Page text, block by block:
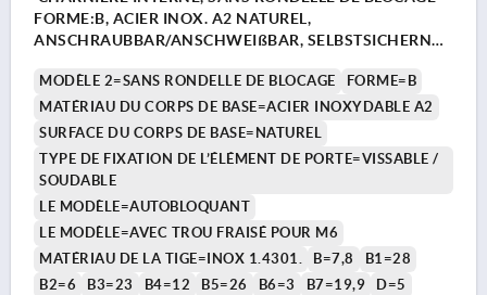
FORME:B, ACIER INOX. A2 NATUREL,
ANSCHRAUBBAR/ANSCHWEIßBAR, SELBSTSICHERND,
MODÈLE 2=SANS RONDELLE DE BLOCAGE
FORME=B
MATÉRIAU DU CORPS DE BASE=ACIER INOXYDABLE A2
SURFACE DU CORPS DE BASE=NATUREL
TYPE DE FIXATION DE L’ÉLÉMENT DE PORTE=VISSABLE /
SOUDABLE
LE MODÈLE=AUTOBLOQUANT
LE MODÈLE=AVEC TROU FRAISÉ POUR M6
MATÉRIAU DE LA TIGE=INOX 1.4301.
B=7,8
B1=28
B2=6
B3=23 B4=12 B5=26 B6=3 B7=19,9
D=5